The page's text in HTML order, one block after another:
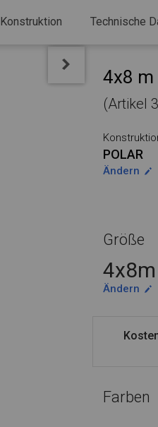
Konstruktion Technische
4x8 m
(Artikel
POLAR
Ändern
Größe
Ändern
Farben